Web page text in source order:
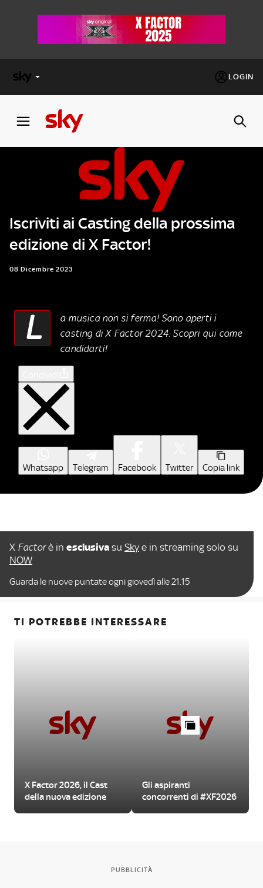
LOGIN
FACTOR
Cos’altro vedere:
PROGRAMMI SKY
Un mondo di offerte:
SKY.IT
Iscriviti ai Casting della prossima
edizione di X Factor!
08 Dicembre 2023
L
a musica non si ferma! Sono aperti i
casting di X Factor 2024. Scopri qui come
candidarti!
Whatsapp Telegram Facebook Twitter Copia link
X Factorè in esclusiva su Sky e in streaming solo su
NOW
Guarda le nuove puntate ogni giovedì alle 21.15
TI POTREBBE INTERESSARE
X Factor 2026, il Cast
della nuova edizione
Gli aspiranti
concorrenti di #XF2026
PUBBLICITÀ